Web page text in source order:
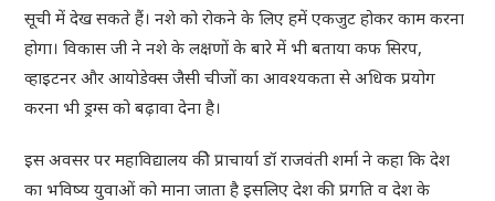
सूची में देख सकते हैं। नशे को रोकने के लिए हमें एकजुट होकर काम करना
होगा। विकास जी ने नशे के लक्षणों के बारे में भी बताया कफ सिरप,
व्हाइटनर और आयोडेक्स जैसी चीजों का आवश्यकता से अधिक प्रयोग
करना भी ड्रग्स को बढ़ावा देना है।
इस अवसर पर महाविद्यालय कीे प्राचार्या डॉ राजवंती शर्मा ने कहा कि देश
का भविष्य युवाओं को माना जाता है इसलिए देश की प्रगति व देश के